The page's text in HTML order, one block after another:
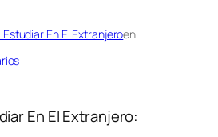
En El Extranjeroen
En El Extranjero: